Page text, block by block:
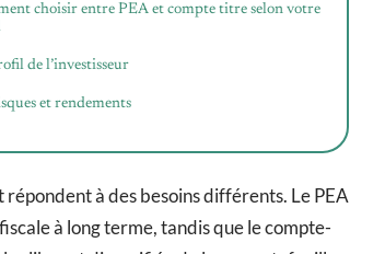
choisir entre PEA et compte titre selon votre
de l’investisseur
et rendements
à des besoins différents. Le PEA
à long terme, tandis que le compte-